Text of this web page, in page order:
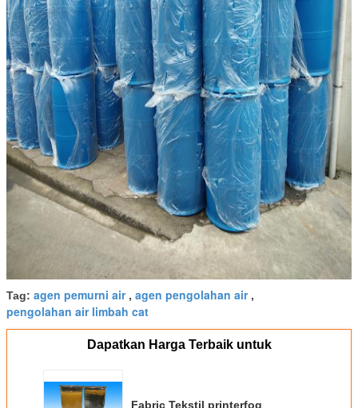
Tag: agen pemurni air, agen pengolahan air,
pengolahan air limbah cat
Dapatkan Harga Terbaik untuk
Fabric Tekstil printerfog